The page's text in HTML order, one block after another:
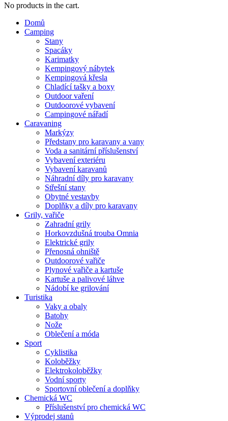
No products in the cart.
Domů
Camping
Stany
Spacáky
Karimatky
Kempingový nábytek
Kempingová křesla
Chladící tašky a boxy
Outdoor vaření
Outdoorové vybavení
Campingové nářadí
Caravaning
Markýzy
Předstany pro karavany a vany
Voda a sanitární příslušenství
Vybavení exteriéru
Vybavení karavanů
Náhradní díly pro karavany
Střešní stany
Obytné vestavby
Doplňky a díly pro karavany
Grily, vařiče
Zahradní grily
Horkovzdušná trouba Omnia
Elektrické grily
Přenosná ohniště
Outdoorové vařiče
Plynové vařiče a kartuše
Kartuše a palivové láhve
Nádobí ke grilování
Turistika
Vaky a obaly
Batohy
Nože
Oblečení a móda
Sport
Cyklistika
Koloběžky
Elektrokoloběžky
Vodní sporty
Sportovní oblečení a doplňky
Chemická WC
Příslušenství pro chemická WC
Výprodej stanů